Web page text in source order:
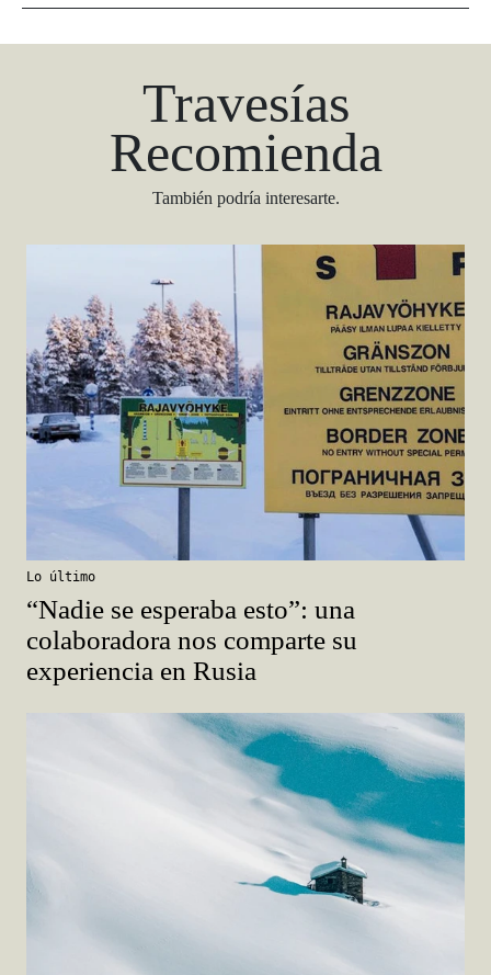
Travesías
Recomienda
También podría interesarte.
Lo último
“Nadie se esperaba esto”: una
colaboradora nos comparte su
experiencia en Rusia